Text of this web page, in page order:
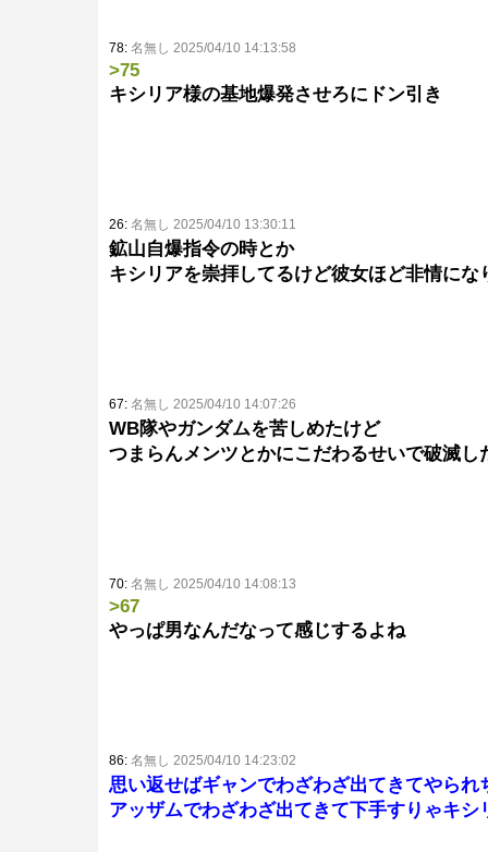
78: 名無し 2025/04/10 14:13:58
>75
キシリア様の基地爆発させろにドン引き
26: 名無し 2025/04/10 13:30:11
鉱山自爆指令の時とか
キシリアを崇拝してるけど彼女ほど非情にな
67: 名無し 2025/04/10 14:07:26
WB隊やガンダムを苦しめたけど
つまらんメンツとかにこだわるせいで破滅し
70: 名無し 2025/04/10 14:08:13
>67
やっぱ男なんだなって感じするよね
86: 名無し 2025/04/10 14:23:02
思い返せばギャンでわざわざ出てきてやられ
アッザムでわざわざ出てきて下手すりゃキ